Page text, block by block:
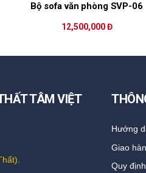
Bộ sofa văn phòng SVP-06
12,500,000 Đ
TÂM VIỆT
Hướng
Giao
Quy